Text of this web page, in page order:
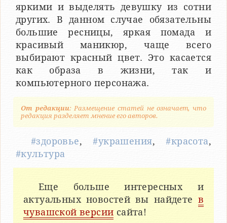
яркими и выделять девушку из сотни
других. В данном случае обязательны
большие ресницы, яркая помада и
красивый маникюр, чаще всего
выбирают красный цвет. Это касается
как образа в жизни, так и
компьютерного персонажа.
От редакции: Размещение статей не означает, что
редакция разделяет мнение его авторов.
#здоровье,#украшения,#красота,
#культура
Еще больше интересных и
актуальных новостей вы найдете в
чувашской версии сайта!